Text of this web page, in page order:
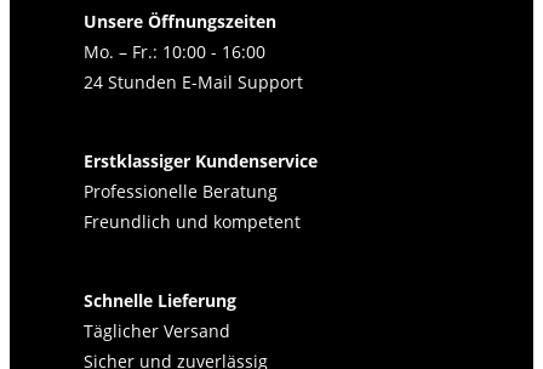
Unsere Öffnungszeiten
Mo. – Fr.: 10:00 - 16:00
24 Stunden E-Mail Support
Erstklassiger Kundenservice
Professionelle Beratung
Freundlich und kompetent
Schnelle Lieferung
Täglicher Versand
Sicher und zuverlässig